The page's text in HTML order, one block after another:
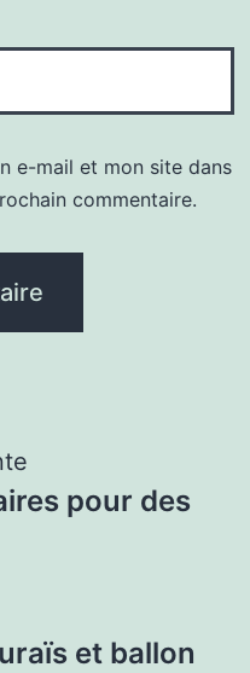
e-mail et mon site dans
commentaire.
pour des
et ballon